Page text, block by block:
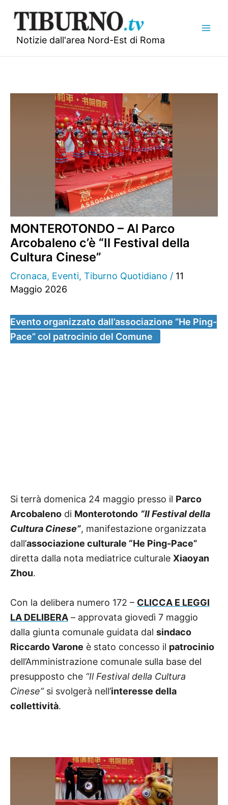
contenuto
Notizie dall'area Nord-Est di Roma
MONTEROTONDO – Al Parco
Arcobaleno c’è “Il Festival della
Cultura Cinese”
Cronaca, Eventi, Tiburno Quotidiano / 11
Maggio 2026
Evento organizzato dall’associazione “He Ping-
Pace” col patrocinio del Comune
Si terrà domenica 24 maggio presso il Parco
Arcobaleno di Monterotondo “Il Festival della
Cultura Cinese”, manifestazione organizzata
dall’associazione culturale “He Ping-Pace”
diretta dalla nota mediatrice culturale Xiaoyan
Zhou.
Con la delibera numero 172 – CLICCA E LEGGI
LA DELIBERA – approvata giovedì 7 maggio
dalla giunta comunale guidata dal sindaco
Riccardo Varone è stato concesso il patrocinio
dell’Amministrazione comunale sulla base del
presupposto che “Il Festival della Cultura
Cinese”si svolgerà nell’interesse della
collettività.